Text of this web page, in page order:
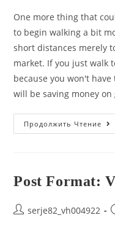
One more thing that
to begin walking a bit
short distances merely
market. If you just walk
because you won't
will be saving money
Продолжить Чтение
Post Format:
Postserje82_vh004922